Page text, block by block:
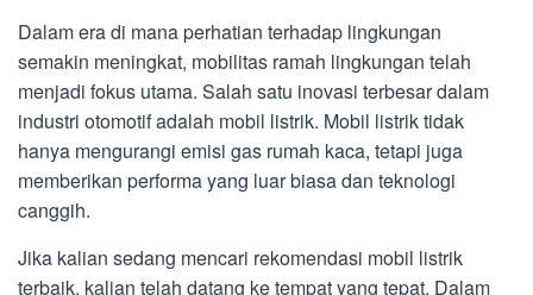
Dalam era di mana perhatian terhadap lingkungan
semakin meningkat, mobilitas ramah lingkungan telah
menjadi fokus utama. Salah satu inovasi terbesar dalam
industri otomotif adalah mobil listrik. Mobil listrik tidak
hanya mengurangi emisi gas rumah kaca, tetapi juga
memberikan performa yang luar biasa dan teknologi
canggih.
Jika kalian sedang mencari rekomendasi mobil listrik
terbaik, kalian telah datang ke tempat yang tepat. Dalam